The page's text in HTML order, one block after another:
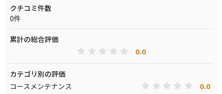
クチコミ件数
0件
累計の総合評価
0.0
カテゴリ別の評価
コースメンテナンス
0.0